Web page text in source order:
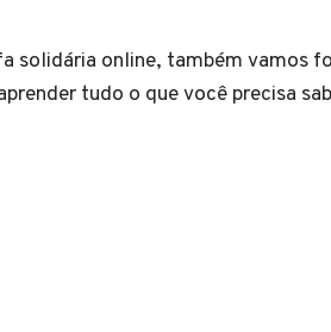
solidária online, também vamos
tudo o que você precisa